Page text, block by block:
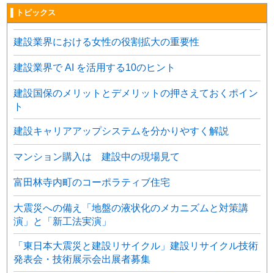
▌トピックス
建設業界における女性の役割拡大の重要性
建設業界で AI を活用する10のヒント
建設国保のメリットとデメリットの押さえておくポイン
ト
建設キャリアアップシステムを分かりやすく解説
マンション購入は 建設中の現場見て
富田林寺内町のコーポラティブ住宅
大震災への備え「地盤の液状化のメカニズムと対策講
演」と「新工法実演」
「東日本大震災と建設リサイクル」建設リサイクル技術
発表会・技術展示会出展者募集